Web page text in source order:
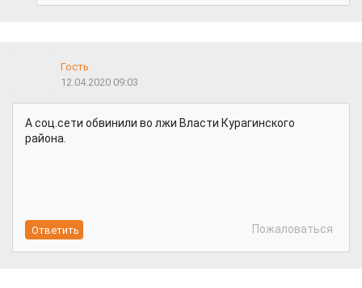
Гость
12.04.2020 09:03
А соц.сети обвинили во лжи Власти Курагинского
района.
Пожаловаться